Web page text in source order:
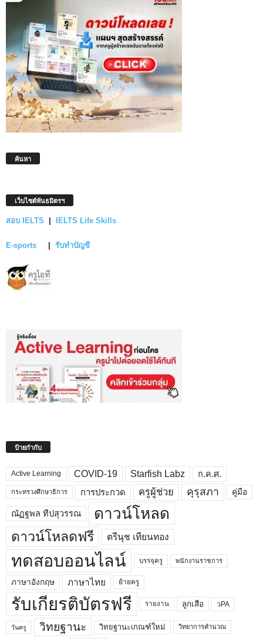
ค้นหา
เว็บไซต์พันธมิตรฯ
สอบ IELTS | IELTS Life Skills
E-sports | รับทำบัญชี
ป้ายกำกับ
Active Learning COVID-19 Starfish Labz ก.ค.ศ.
กระทรวงศึกษาธิการ การประกวด ครูผู้ช่วย คุรุสภา คู่มือ
ณัฏฐพล ทีปสุวรรณ ดาวน์โหลด
ดาวน์โหลดฟรี ตรีนุช เทียนทอง
ทดสอบออนไลน์ บรรจุครู พนักงานราชการ
ภาษาอังกฤษ ภาษาไทย ย้ายครู
รับเกียรติบัตรฟรี รายงาน ลูกเสือ วPA
วันครู วิทยฐานะ วิทยฐานะเกณฑ์ใหม่ วิทยาการคำนวณ